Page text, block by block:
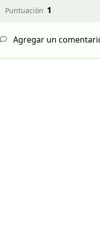
Puntuación 1
Agregar un